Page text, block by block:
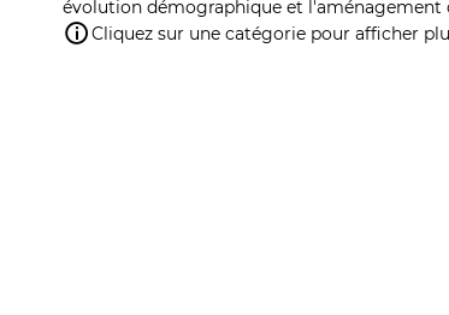
évolution démographique et
Cliquez sur une catégorie pour afficher